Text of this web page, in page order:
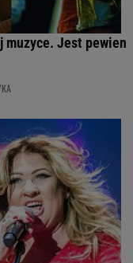
Jest pewien